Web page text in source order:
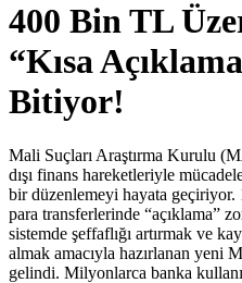
400 Bin TL
“Kısa
Bitiyor!
Mali Suçları Araştırma Kurulu
dışı finans hareketleriyle
bir düzenlemeyi hayata geçiriyor.
para transferlerinde “açıklama”
sistemde şeffaflığı artırmak ve
almak amacıyla hazırlanan yeni
gelindi. Milyonlarca banka